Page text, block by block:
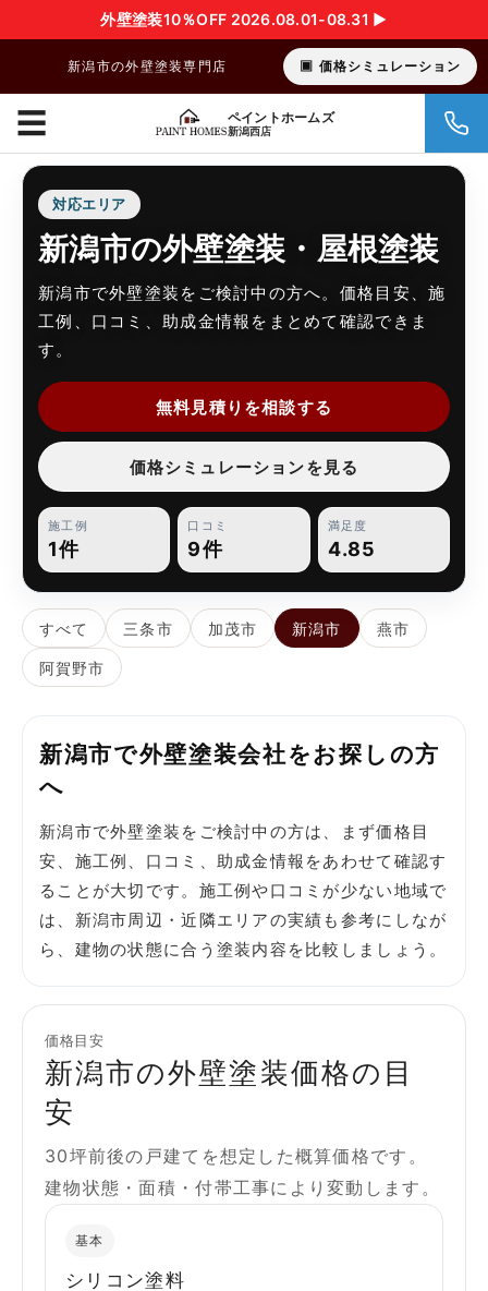
外壁塗装10％OFF 2026.08.01-08.31 ▶︎
新潟市の外壁塗装専門店 価格シミュレーション
ペイントホームズ
新潟西店
☰
対応エリア
新潟市の外壁塗装・屋根塗装
新潟市で外壁塗装をご検討中の方へ。価格目安、施
工例、口コミ、助成金情報をまとめて確認できま
す。
無料見積りを相談する
価格シミュレーションを見る
施工例
1件
口コミ
9件
満足度
4.85
すべて 三条市 加茂市 新潟市 燕市
阿賀野市
新潟市で外壁塗装会社をお探しの方
へ
新潟市で外壁塗装をご検討中の方は、まず価格目
安、施工例、口コミ、助成金情報をあわせて確認す
ることが大切です。施工例や口コミが少ない地域で
は、新潟市周辺・近隣エリアの実績も参考にしなが
ら、建物の状態に合う塗装内容を比較しましょう。
価格目安
新潟市の外壁塗装価格の目
安
30坪前後の戸建てを想定した概算価格です。
建物状態・面積・付帯工事により変動します。
基本
シリコン塗料